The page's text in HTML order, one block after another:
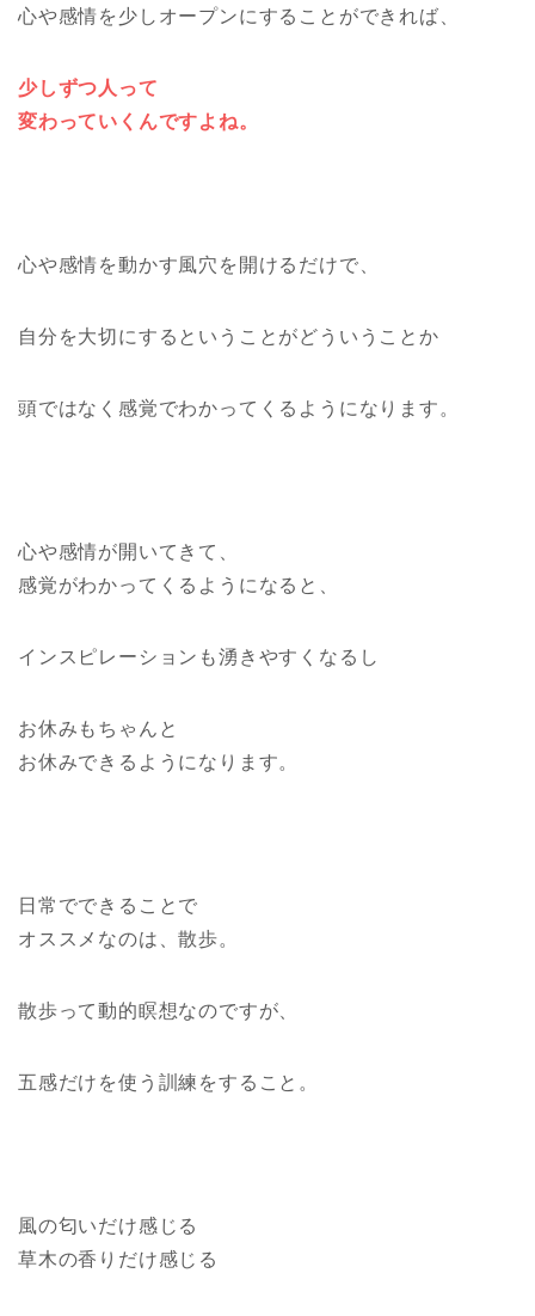
心や感情を少しオープンにすることができれば、
少しずつ人って
変わっていくんですよね。
心や感情を動かす風穴を開けるだけで、
自分を大切にするということがどういうことか
頭ではなく感覚でわかってくるようになります。
心や感情が開いてきて、
感覚がわかってくるようになると、
インスピレーションも湧きやすくなるし
お休みもちゃんと
お休みできるようになります。
日常でできることで
オススメなのは、散歩。
散歩って動的瞑想なのですが、
五感だけを使う訓練をすること。
風の匂いだけ感じる
草木の香りだけ感じる